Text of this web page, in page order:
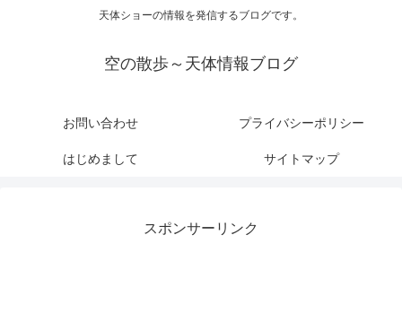
天体ショーの情報を発信するブログです。
空の散歩～天体情報ブログ
お問い合わせ プライバシーポリシー
はじめまして サイトマップ
スポンサーリンク